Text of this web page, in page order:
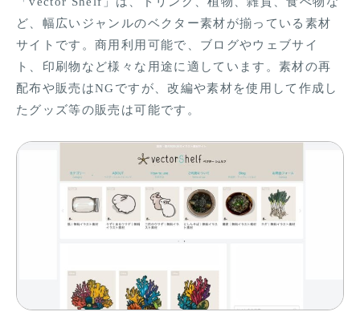
ど、幅広いジャンルのベクター素材が揃っている素材
サイトです。商用利用可能で、ブログやウェブサイ
ト、印刷物など様々な用途に適しています。素材の再
配布や販売はNGですが、改編や素材を使用して作成し
たグッズ等の販売は可能です。